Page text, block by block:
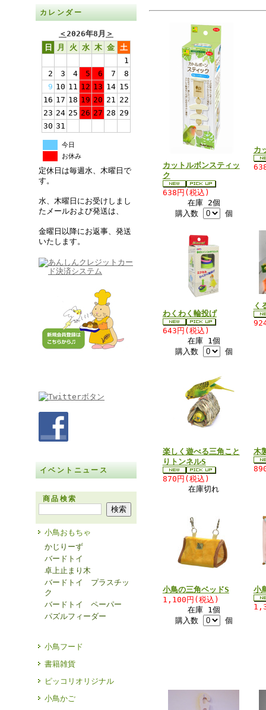
カレンダー
＜2026年8月 ＞
日
月 火 水 木 金 土
1
2
3 4 5 6 7
8
9 10 11 12 13 14 15
16 17 18 19 20 21 22
23 24 25 26 27 28 29
30 31
今日
お休み
定休日は毎週水、木曜日で
す。
水、木曜日にお受けしまし
たメールおよび発送は、
金曜日以降にお返事、発送
いたします。
イベントニュース
商品検索
小鳥おもちゃ
かじりーず
バードトイ
卓上止まり木
バードトイ プラスチッ
ク
バードトイ ペーパー
パズルフィーダー
小鳥フード
書籍雑貨
ピッコリオリジナル
小鳥かご
カットルボンスティッ
ク
638円(税込)
在庫 2個
購入数
個
カ
わくわく輪投げ
643円(税込)
在庫 1個
購入数
個
く
楽しく遊べる三角こと
りトンネルS
870円(税込)
在庫切れ
木
小鳥の三角ベッドS
1,100円(税込)
在庫 1個
購入数
個
小